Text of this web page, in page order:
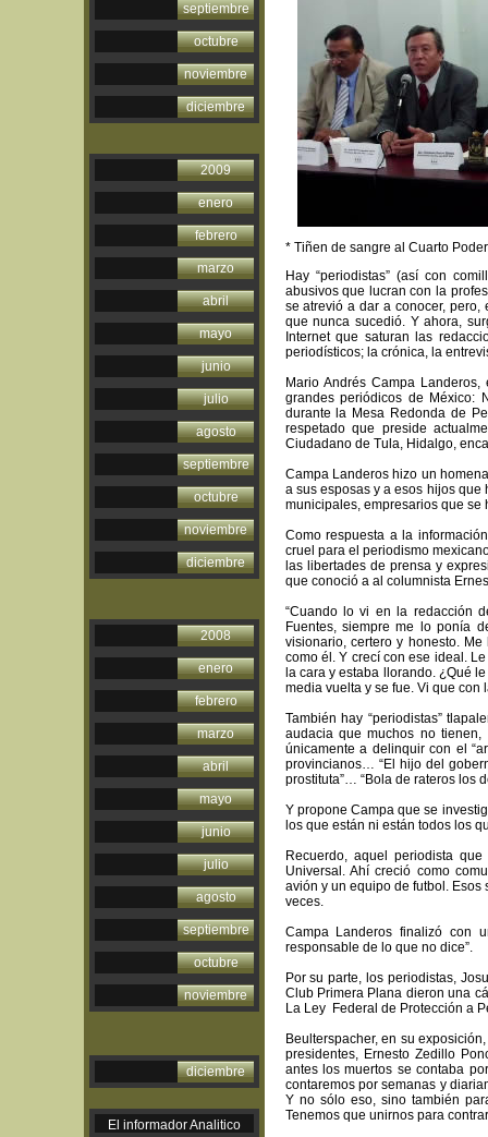
septiembre
octubre
noviembre
diciembre
2009
enero
febrero
marzo
abril
mayo
junio
julio
agosto
septiembre
octubre
noviembre
diciembre
2008
enero
febrero
marzo
abril
mayo
junio
julio
agosto
septiembre
octubre
noviembre
diciembre
El informador Analitico
* Tiñen de sangre al Cuarto Poder
Hay “periodistas” (así con
abusivos que lucran con la
se atrevió a dar a conocer,
que nunca sucedió. Y ahora,
Internet que saturan las
periodísticos; la crónica, la
Mario Andrés Campa
grandes periódicos de México:
durante la Mesa Redonda de
respetado que preside
Ciudadano de Tula, Hidalgo,
Campa Landeros hizo un
a sus esposas y a esos hijos
municipales, empresarios que se
Como respuesta a la
cruel para el periodismo
las libertades de prensa y
que conoció a al columnista
“Cuando lo vi en la redacción
Fuentes, siempre me lo ponía
visionario, certero y honesto.
como él. Y crecí con ese ideal.
la cara y estaba llorando. ¿Qué
media vuelta y se fue. Vi que
También hay “periodistas”
audacia que muchos no
únicamente a delinquir con el
provincianos… “El hijo del
prostituta”… “Bola de rateros los
Y propone Campa que se
los que están ni están todos los
Recuerdo, aquel periodista
Universal. Ahí creció como
avión y un equipo de futbol.
veces.
Campa Landeros finalizó con
responsable de lo que no dice”.
Por su parte, los periodistas,
Club Primera Plana dieron una
La Ley Federal de Protección a
Beulterspacher, en su
presidentes, Ernesto Zedillo
antes los muertos se contaba
contaremos por semanas y
Y no sólo eso, sino también
Tenemos que unirnos para